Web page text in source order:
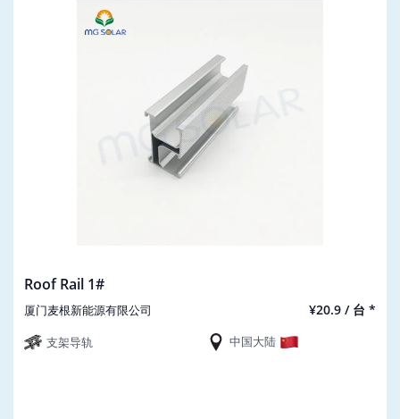
Roof Rail 1#
厦门麦根新能源有限公司 ¥20.9 / 台 *
支架导轨 中国大陆